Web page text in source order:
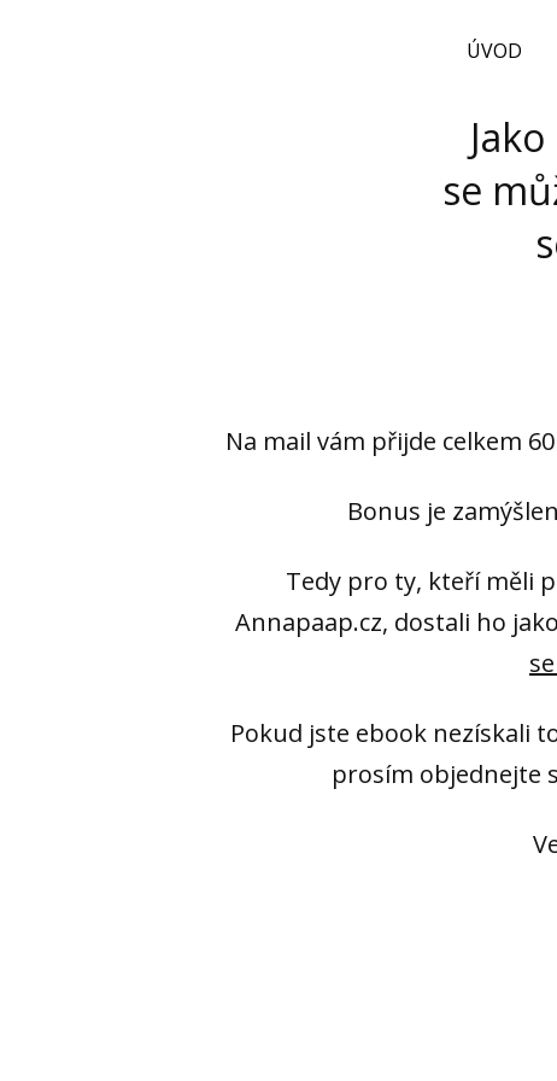
ÚVOD
se
Na mail vám přijde celkem
Bonus je zamýšlen
Tedy pro ty, kteří měli
Annapaap.cz, dostali ho
Pokud jste ebook nezískali
prosím objednejte